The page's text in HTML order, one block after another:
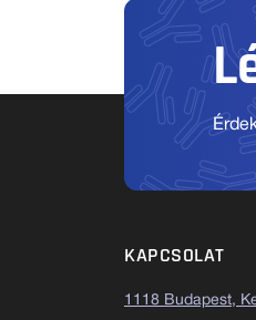
KAPCSOLAT
1118 Budapest,